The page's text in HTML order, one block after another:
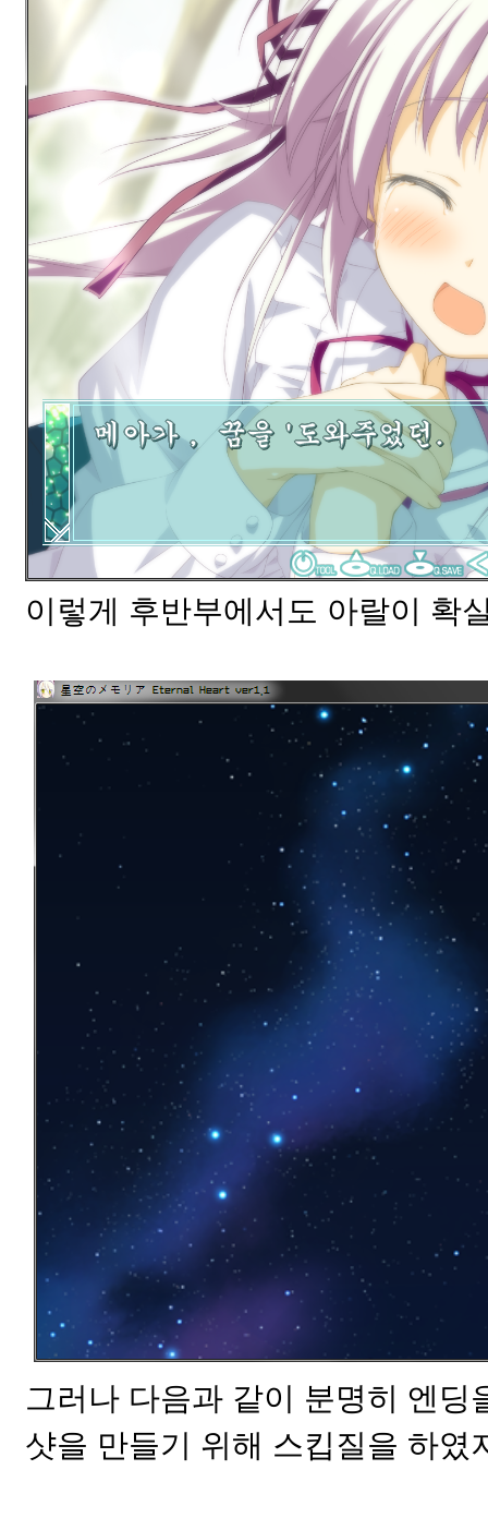
이렇게 후반부에서도 아랄이 확
그러나 다음과 같이 분명히 엔
샷을 만들기 위해 스킵질을 하였